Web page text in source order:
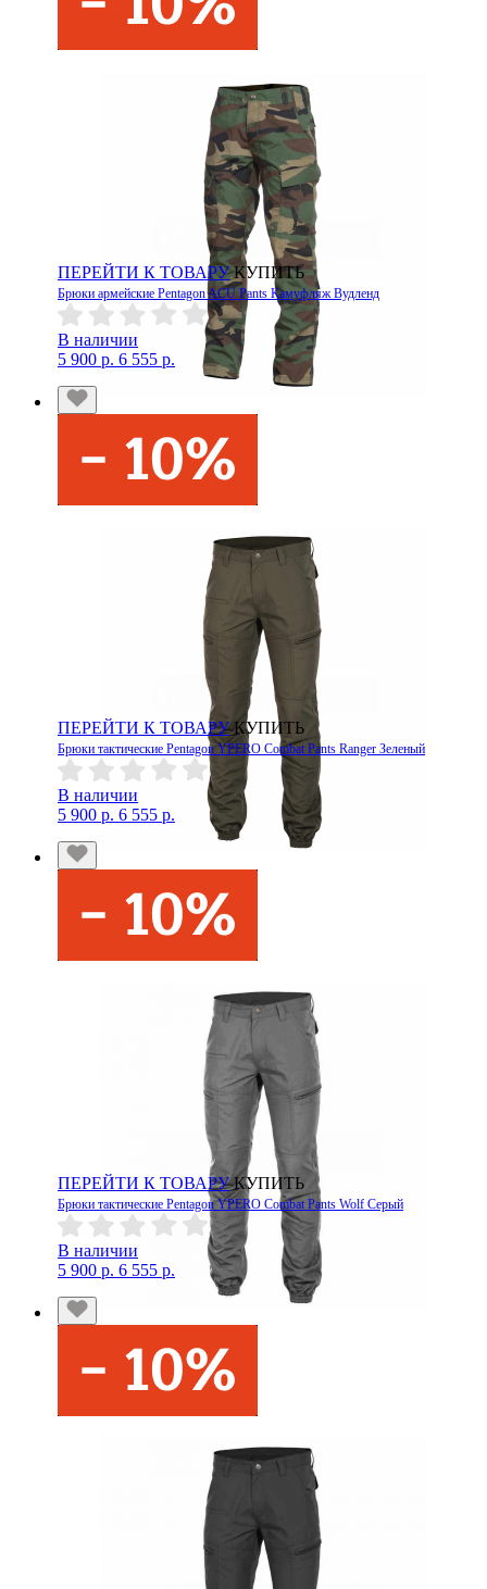
ПЕРЕЙТИ К ТОВАРУ КУПИТЬ
Брюки армейские Pentagon ACU Pants Камуфляж Вудленд
В наличии
5 900 р. 6 555 р.
ПЕРЕЙТИ К ТОВАРУ КУПИТЬ
Брюки тактические Pentagon YPERO Combat Pants Ranger Зеленый
В наличии
5 900 р. 6 555 р.
ПЕРЕЙТИ К ТОВАРУ КУПИТЬ
Брюки тактические Pentagon YPERO Combat Pants Wolf Серый
В наличии
5 900 р. 6 555 р.